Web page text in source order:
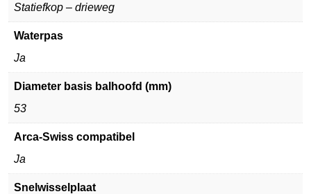
Statiefkop – drieweg
Waterpas
Ja
Diameter basis balhoofd (mm)
53
Arca-Swiss compatibel
Ja
Snelwisselplaat